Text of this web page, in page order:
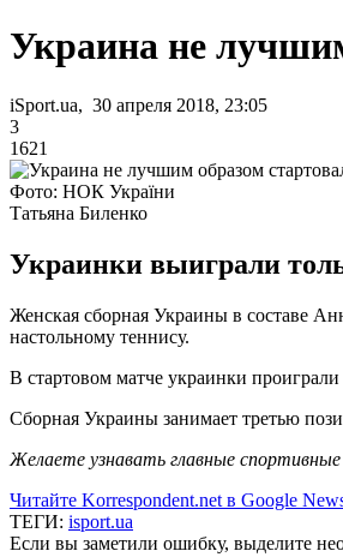
Украина не
iSport.ua, 30 апреля 2018, 23:05
3
1621
Фото: НОК України
Татьяна Биленко
Украинки выиграли
Женская сборная Украины в составе
настольному теннису.
В стартовом матче украинки
Сборная Украины занимает третью
Желаете узнавать главные
Читайте Korrespondent.net в Google
ТЕГИ: isport.ua
Если вы заметили ошибку, выделите